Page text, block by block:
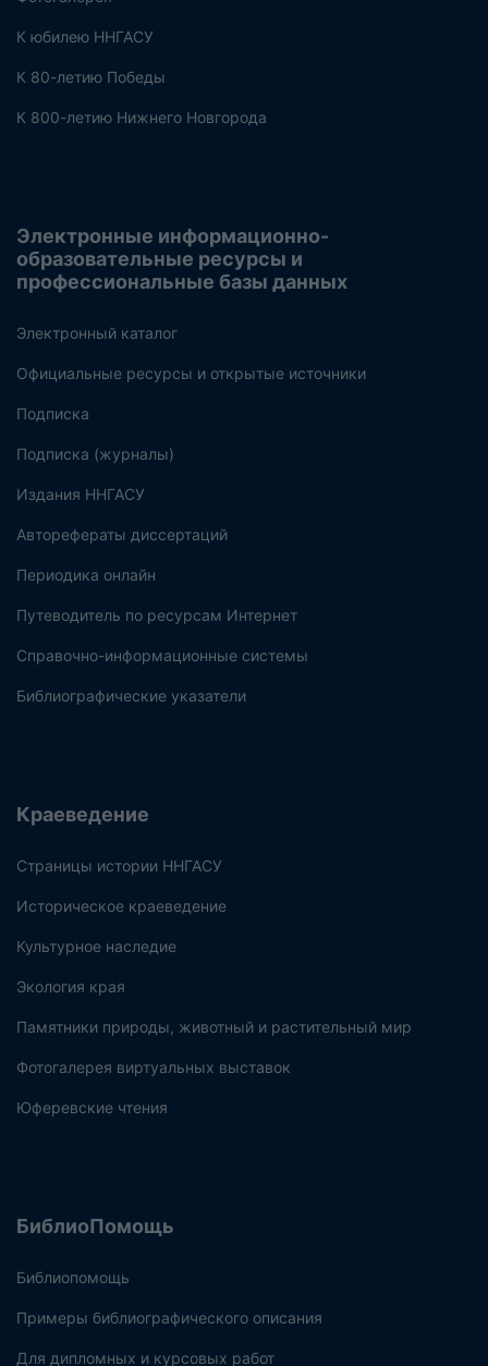
К юбилею ННГАСУ
К 80-летию Победы
К 800-летию Нижнего Новгорода
Электронные информационно-
образовательные ресурсы и
профессиональные базы данных
Электронный каталог
Официальные ресурсы и открытые источники
Подписка
Подписка (журналы)
Издания ННГАСУ
Авторефераты диссертаций
Периодика онлайн
Путеводитель по ресурсам Интернет
Справочно-информационные системы
Библиографические указатели
Краеведение
Страницы истории ННГАСУ
Историческое краеведение
Культурное наследие
Экология края
Памятники природы, животный и растительный мир
Фотогалерея виртуальных выставок
Юферевские чтения
БиблиоПомощь
Библиопомощь
Примеры библиографического описания
Для дипломных и курсовых работ